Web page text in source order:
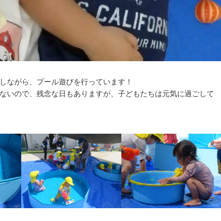
ながら、プール遊びを行っています！
いので、残念な日もありますが、子どもたちは元気に過ごして